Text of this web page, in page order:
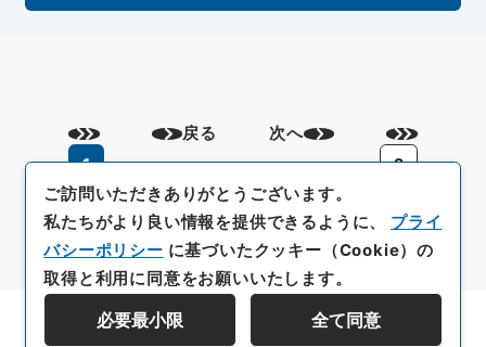
戻る
1
2
次へ
資料群階層を表示する
ご訪問いただきありがとうございます。
私たちがより良い情報を提供できるように、 プライ
バシーポリシー に基づいたクッキー（Cookie）の
取得と利用に同意をお願いいたします。
必要最小限 全て同意